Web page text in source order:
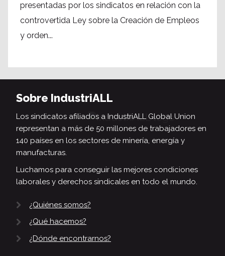
presentadas por los sindicatos en relación con la
controvertida Ley sobre la Creación de Empleos
y orden...
Sobre IndustriALL
Los sindicatos afiliados a IndustriALL Global Union
representan a más de 50 millones de trabajadores en
140 países en los sectores de minería, energía y
manufacturas.
Luchamos para conseguir las mejores condiciones
laborales y derechos sindicales en todo el mundo.
¿Quiénes somos?
¿Qué hacemos?
¿Dónde encontrarnos?